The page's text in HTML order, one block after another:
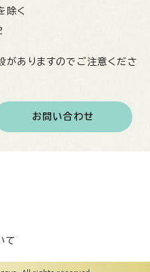
除く
がありますのでご注意くださ
お問い合わせ
て